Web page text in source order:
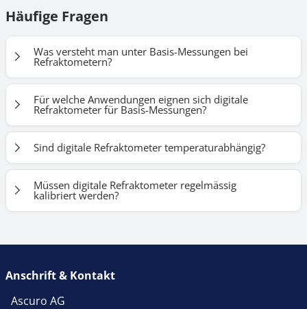
Häufige Fragen
Was versteht man unter Basis-Messungen bei
Refraktometern?
Basis-Messungen sind grundlegende Messungen wie
Brechungsindex, Brix-Wert, Salzgehalt oder einfache
Konzentrationen. Sie dienen vor allem der schnellen
Kontrolle und Vergleichbarkeit im Alltag.
Für welche Anwendungen eignen sich digitale
Refraktometer für Basis-Messungen?
Sie werden häufig in Industrie,
Lebensmittelproduktion, Laboren, Service- und
Wartungsbereichen sowie in der Ausbildung
eingesetzt, überall dort, wo einfache und zuverlässige
Messwerte benötigt werden.
Sind digitale Refraktometer temperaturabhängig?
Digitale Refraktometer von KERN & SOHN verfügen
über eine automatische Temperaturkompensation
(ATC). Dadurch bleiben die Messergebnisse auch bei
Müssen digitale Refraktometer regelmässig
kalibriert werden?
destilliertem Wasser. Für definierte
mit Werkskalibrierung geliefert werden.
Anschrift & Kontakt
Ascuro AG